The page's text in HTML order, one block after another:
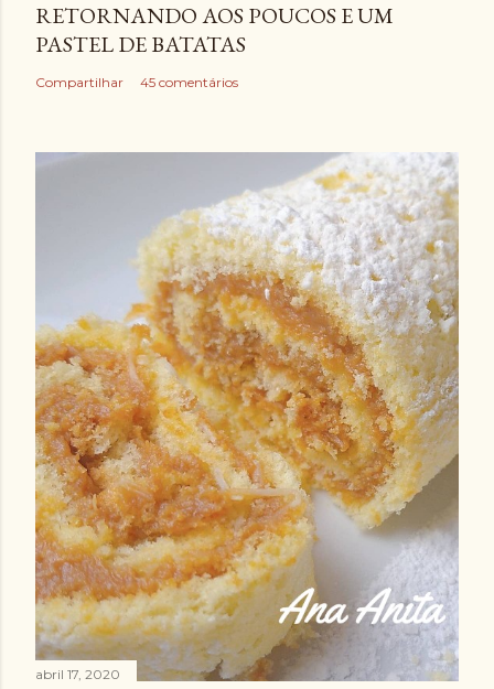
RETORNANDO AOS POUCOS E UM
PASTEL DE BATATAS
Compartilhar 45 comentários
abril 17, 2020